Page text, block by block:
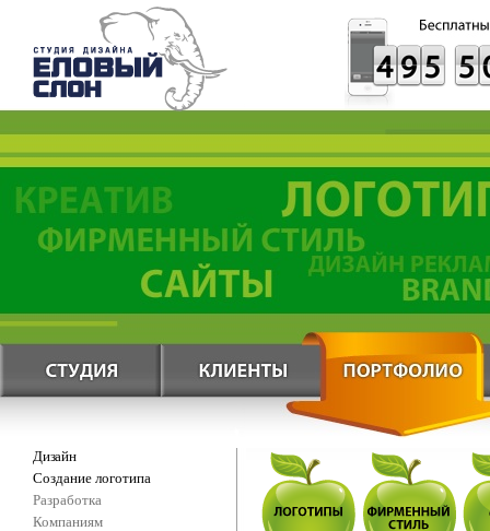
Дизайн
Создание логотипа
Разработка
Компаниям